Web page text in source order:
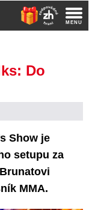
Do
Show je
setupu za
MMA.